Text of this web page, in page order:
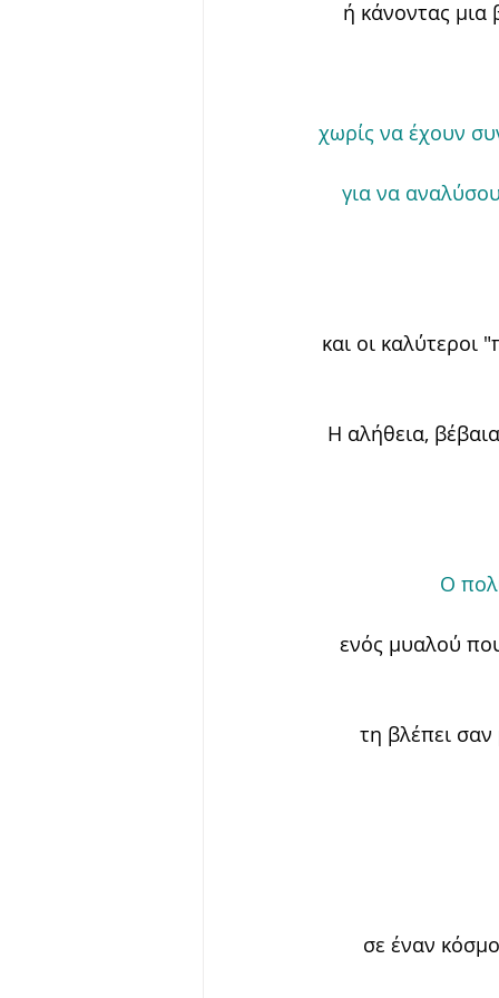
ή κάνοντας μια
χωρίς να έχουν
για να
και οι καλύτεροι
Η αλήθεια,
Ο
ενός μυαλού
τη βλέπει
σε έναν